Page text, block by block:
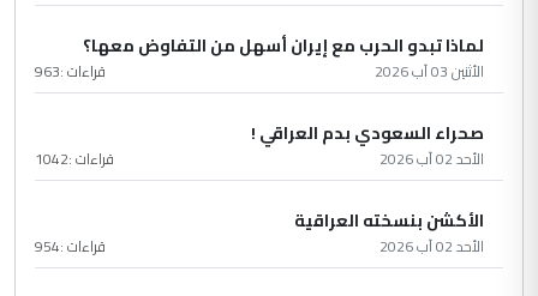
لماذا تبدو الحرب مع إيران أسهل من التفاوض معها؟
الأثنين 03 آب 2026 قراءات :963
صحراء السعودي بدم العراقي !
الأحد 02 آب 2026 قراءات :1042
الأكشن بنسخته العراقية
الأحد 02 آب 2026 قراءات :954